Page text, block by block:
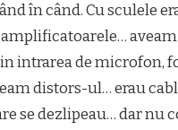
în când. Cu sculele
aveam
intrarea de microfon,
distors-ul… erau
se dezlipeau… dar nu